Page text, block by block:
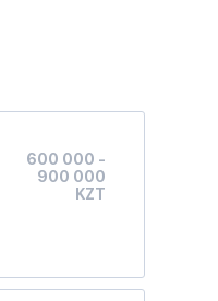
600 000 -
900 000
KZT